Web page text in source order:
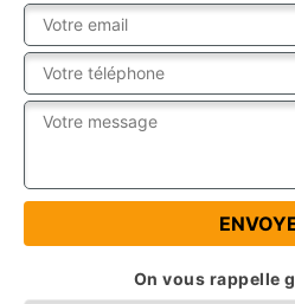
On vous rappelle